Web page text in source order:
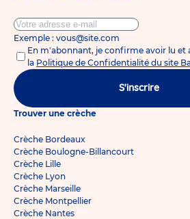
Exemple : vous@site.com
En m'abonnant, je confirme avoir lu et
la Politique de Confidentialité du site
S'inscrire
Trouver une crèche
Crèche Bordeaux
Crèche Boulogne-Billancourt
Crèche Lille
Crèche Lyon
Crèche Marseille
Crèche Montpellier
Crèche Nantes